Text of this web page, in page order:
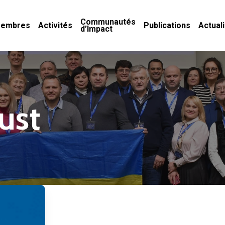
Activités Communautés
d’Impact Publications